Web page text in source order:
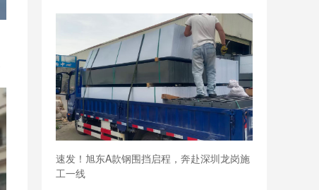
速发！旭东A款钢围挡启程，奔赴深圳龙岗施
工一线